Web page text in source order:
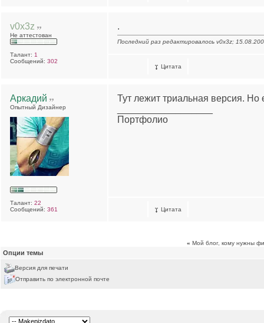
v0x3z
Не аттестован
Талант: 1
Сообщений: 302
.
Последний раз редактировалось v0x3z;
Цитата
Аркадий
Опытный Дизайнер
Талант: 22
Сообщений: 361
Тут лежит триальная версия. Но
Портфолио
Цитата
« Мой блог, кому нужны
Опции темы
Версия для печати
Отправить по электронной почте